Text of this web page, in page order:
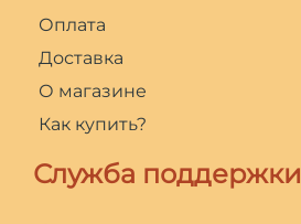
Оплата
Доставка
О магазине
Как купить?
Служба поддержки